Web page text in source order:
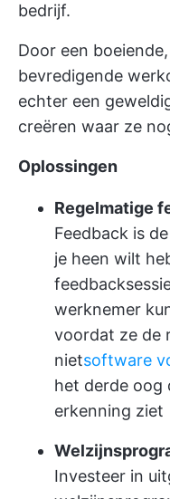
bedrijf.
Door een
bevredigende
echter een
creëren waar ze
Oplossingen
Regelmatige
Feedback is
je heen wilt
werknemer
voordat ze de
nietsoftware
het derde oog
erkenning ziet
Investeer in